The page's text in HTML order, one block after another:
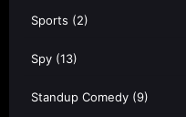
Sports (2)
Spy (13)
Standup Comedy (9)